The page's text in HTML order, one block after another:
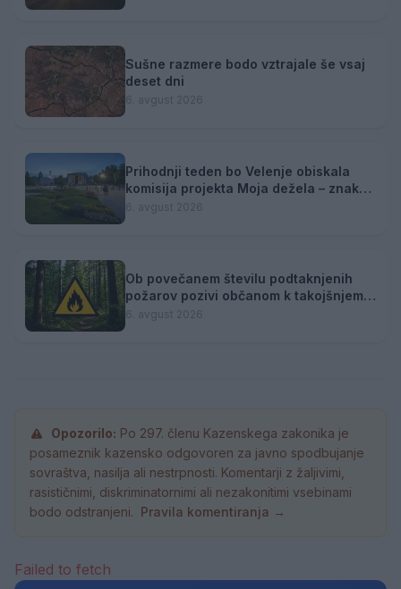
Sušne razmere bodo vztrajale še vsaj
deset dni
6. avgust 2026
Prihodnji teden bo Velenje obiskala
komisija projekta Moja dežela – znak
gostoljubnosti
6. avgust 2026
Ob povečanem številu podtaknjenih
požarov pozivi občanom k takojšnjemu
obveščanju policije
6. avgust 2026
Opozorilo: Po 297. členu Kazenskega zakonika je
posameznik kazensko odgovoren za javno spodbujanje
sovraštva, nasilja ali nestrpnosti. Komentarji z žaljivimi,
rasističnimi, diskriminatornimi ali nezakonitimi vsebinami
bodo odstranjeni.
Pravila komentiranja →
Failed to fetch